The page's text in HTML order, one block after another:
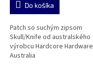
Do košíka
Patch so suchým zipsom
Skull/Knife od australského
výrobcu Hardcore Hardware
Australia